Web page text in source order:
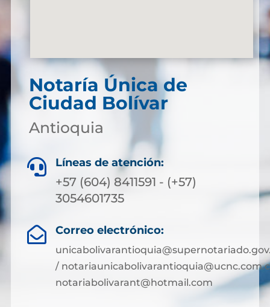
Notaría Única de
Ciudad Bolívar
Antioquia
 Líneas de atención:
+57 (604) 8411591 - (+57)
3054601735
 Correo electrónico:
/
notariabolivarant@hotmail.com